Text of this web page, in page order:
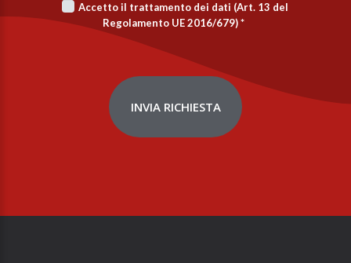
Accetto il trattamento dei dati (Art. 13 del
Regolamento UE 2016/679)*
INVIA RICHIESTA